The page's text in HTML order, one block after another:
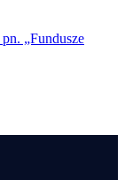
„Fundusze